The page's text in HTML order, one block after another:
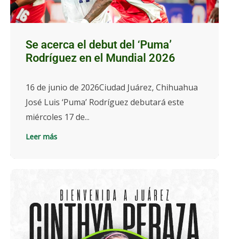
Se acerca el debut del ‘Puma’
Rodríguez en el Mundial 2026
16 de junio de 2026Ciudad Juárez, Chihuahua
José Luis ‘Puma’ Rodríguez debutará este
miércoles 17 de...
Leer más